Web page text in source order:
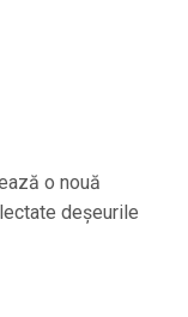
o nouă
deșeurile